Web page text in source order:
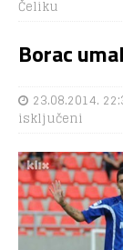
Čeliku
Borac
23.08.2014.
isključeni